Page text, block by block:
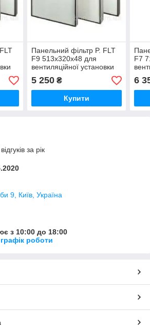
Панельний фільтр P. FLT
F9 513x320x48 для
вентиляційної установки
Ventus
5 250₴
Купити
F7
6
за рік
9, Київ, Україна
з 10:00 до 18:00
роботи